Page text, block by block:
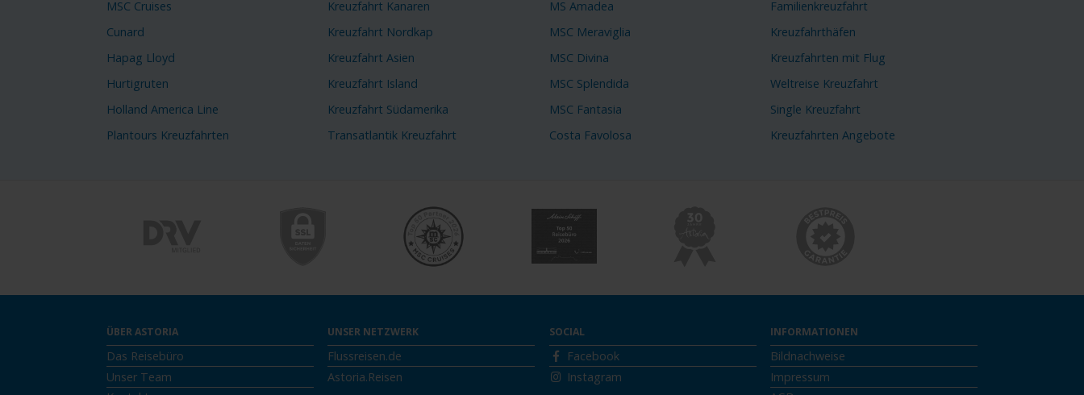
MSC Cruises
Cunard
Hapag Lloyd
Hurtigruten
Holland America Line
Plantours Kreuzfahrten
Kreuzfahrt Kanaren
Kreuzfahrt Nordkap
Kreuzfahrt Asien
Kreuzfahrt Island
Kreuzfahrt Südamerika
Transatlantik Kreuzfahrt
MS Amadea
MSC Meraviglia
MSC Divina
MSC Splendida
MSC Fantasia
Costa Favolosa
Familienkreuzfahrt
Kreuzfahrthäfen
Kreuzfahrten mit Flug
Weltreise Kreuzfahrt
Single Kreuzfahrt
Kreuzfahrten Angebote
ÜBER ASTORIA
Das Reisebüro
Unser Team
UNSER NETZWERK
Flussreisen.de
Astoria.Reisen
SOCIAL
Facebook
Instagram
INFORMATIONEN
Bildnachweise
Impressum